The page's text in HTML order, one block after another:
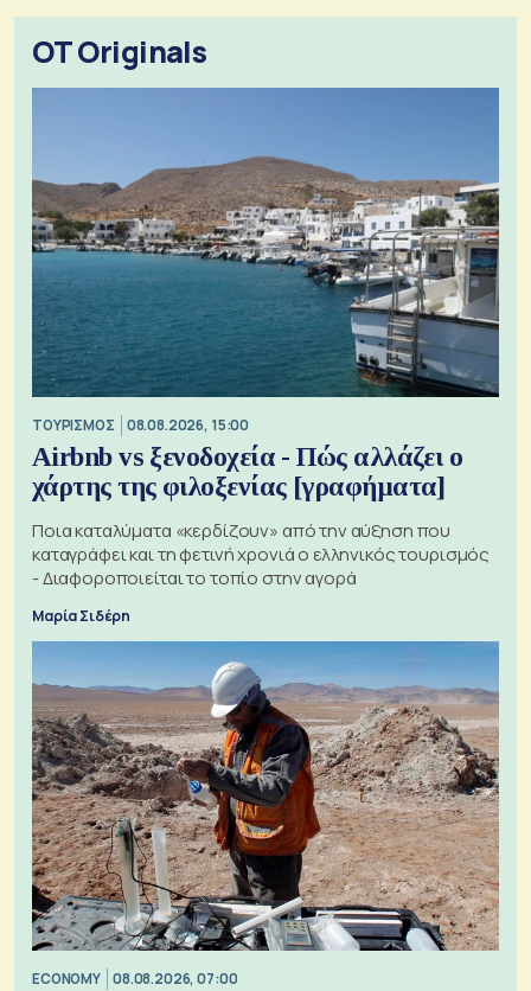
OT Originals
ΤΟΥΡΙΣΜΟΣ 08.08.2026, 15:00
Airbnb vs ξενοδοχεία - Πώς αλλάζει ο
χάρτης της φιλοξενίας [γραφήματα]
Ποια καταλύματα «κερδίζουν» από την αύξηση που
καταγράφει και τη φετινή χρονιά ο ελληνικός τουρισμός
- Διαφοροποιείται το τοπίο στην αγορά
Μαρία Σιδέρη
ECONOMY 08.08.2026, 07:00